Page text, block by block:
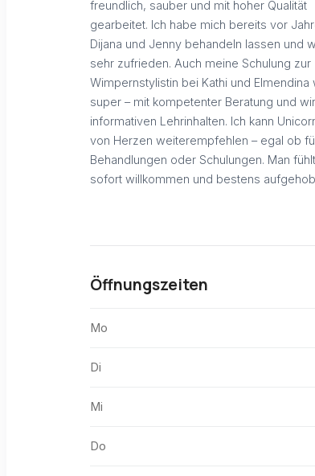
freundlich, sauber und mit hoher Qualität
gearbeitet. Ich habe mich bereits vor
Dijana und Jenny behandeln lassen und
sehr zufrieden. Auch meine Schulung zur
Wimpernstylistin bei Kathi und Elmendina
super – mit kompetenter Beratung und
informativen Lehrinhalten. Ich kann
von Herzen weiterempfehlen – egal ob
Behandlungen oder Schulungen. Man
sofort willkommen und bestens
Öffnungszeiten
Mo
Di
Mi
Do